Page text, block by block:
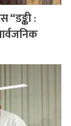
“डङ्की :